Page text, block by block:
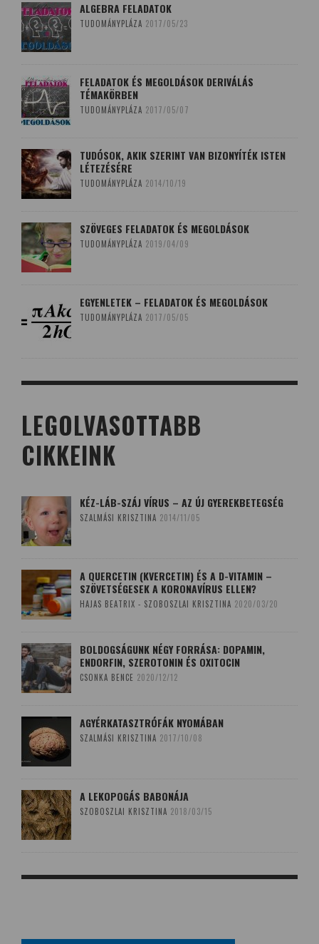
ALGEBRA FELADATOK
TUDOMÁNYPLÁZA 2017/05/23
FELADATOK ÉS MEGOLDÁSOK DERIVÁLÁS
TÉMAKÖRBEN
TUDOMÁNYPLÁZA 2017/05/07
TUDÓSOK, AKIK SZERINT VAN BIZONYÍTÉK ISTEN
LÉTEZÉSÉRE
TUDOMÁNYPLÁZA 2014/10/19
SZÖVEGES FELADATOK ÉS MEGOLDÁSOK
TUDOMÁNYPLÁZA 2019/04/09
EGYENLETEK – FELADATOK ÉS MEGOLDÁSOK
TUDOMÁNYPLÁZA 2017/05/05
LEGOLVASOTTABB
CIKKEINK
KÉZ-LÁB-SZÁJ VÍRUS – AZ ÚJ GYEREKBETEGSÉG
SZALMÁSI KRISZTINA 2014/11/05
A QUERCETIN (KVERCETIN) ÉS A D-VITAMIN –
SZÖVETSÉGESEK A KORONAVÍRUS ELLEN?
HAJAS BEATRIX - SZOBOSZLAI KRISZTINA 2020/03/20
BOLDOGSÁGUNK NÉGY FORRÁSA: DOPAMIN,
ENDORFIN, SZEROTONIN ÉS OXITOCIN
CSONKA BENCE 2020/12/12
AGYÉRKATASZTRÓFÁK NYOMÁBAN
SZALMÁSI KRISZTINA 2017/10/08
A LEKOPOGÁS BABONÁJA
SZOBOSZLAI KRISZTINA 2018/03/15